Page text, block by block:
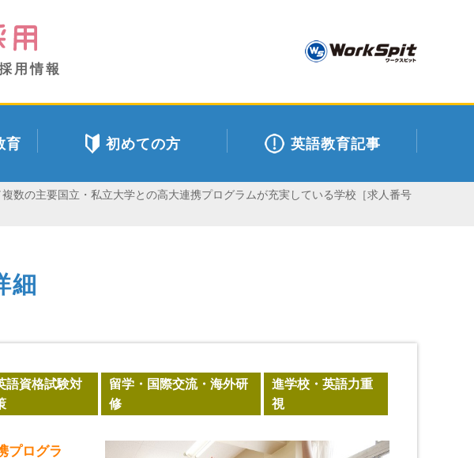
用情報
育 初めての方 英語教育記事
数の主要国立・私立大学との高大連携プログラムが充実している学校［求人番号
細
語資格試験対
留学・国際交流・海外研
修
進学校・英語力重
視
プログラ